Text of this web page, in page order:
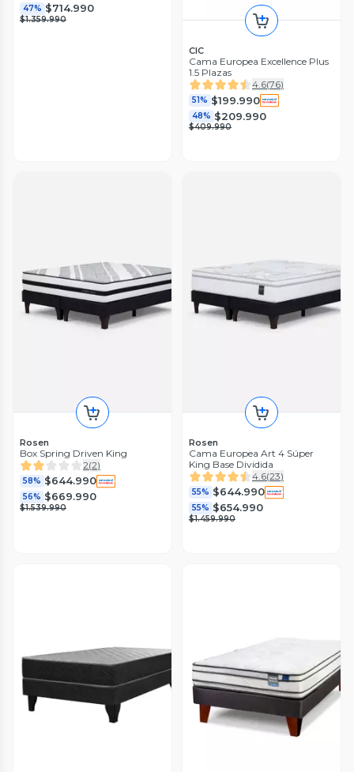
47% $714.990
$1.359.990
CIC
Cama Europea Excellence Plus
1.5 Plazas
4.6(76)
51% $199.990
48% $209.990
$409.990
Rosen
Box Spring Driven King
2(2)
58% $644.990
56% $669.990
$1.539.990
Rosen
Cama Europea Art 4 Súper
King Base Dividida
4.6(23)
55% $644.990
55% $654.990
$1.459.990